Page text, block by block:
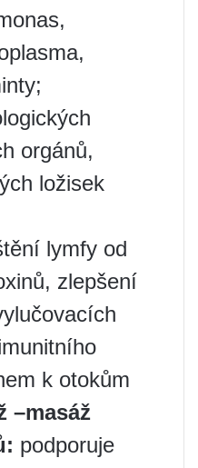
orgánů,
ložisek
lymfy od
zlepšení
k otokům
–masáž
podporuje